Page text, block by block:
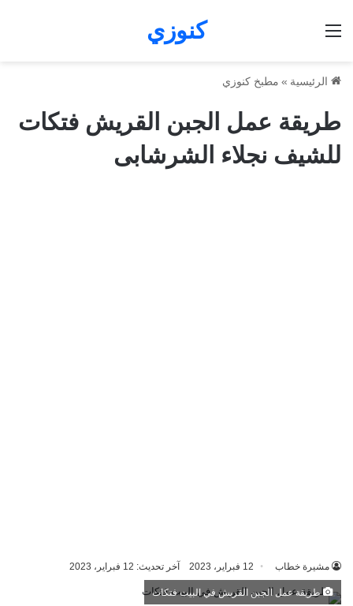
كنوزي
الرئيسية » مطبخ كنوزي
طريقة عمل الجبن القريش فتكات
للشيف نجلاء الشرشابى
مشيرة خطاب 12 فبراير، 2023 آخر تحديث: 12 فبراير، 2023
طريقة عمل الجبن القريش في البيت فتكات